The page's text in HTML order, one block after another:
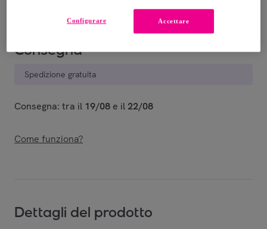
Consegna
Spedizione gratuita
Consegna: tra il 19/08 e il 22/08
Come funziona?
Dettagli del prodotto
Accettare
Configurare